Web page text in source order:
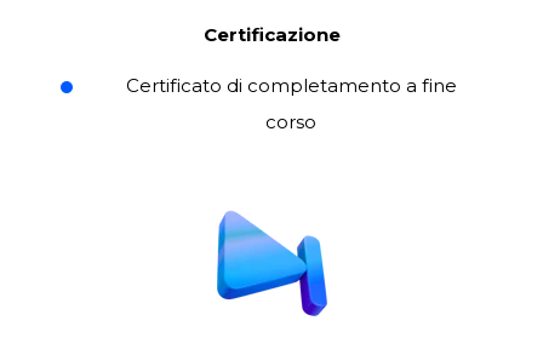
Certificazione
Certificato di completamento a fine
corso